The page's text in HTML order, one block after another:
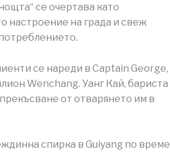
се очертава като
настроение на града и свеж
се нареди в Captain George,
Wenchang. Уанг Кай, бариста
от отварянето им в
спирка в Guiyang по време